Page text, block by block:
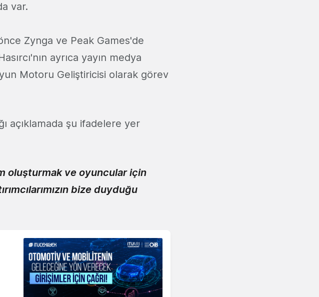
var.
Zynga ve Peak Games'de
ayrıca yayın medya
Motoru Geliştiricisi olarak görev
açıklamada şu ifadelere yer
oluşturmak ve oyuncular için
bize duyduğu